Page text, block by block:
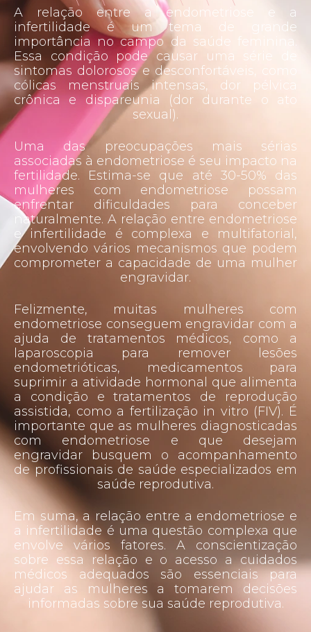
A relação entre a endometriose e a
infertilidade é um tema de grande
importância no campo da saúde feminina.
Essa condição pode causar uma série de
sintomas dolorosos e desconfortáveis, como
cólicas menstruais intensas, dor pélvica
crônica e dispareunia (dor durante o ato
sexual).
Uma das preocupações mais sérias
associadas à endometriose é seu impacto na
fertilidade. Estima-se que até 30-50% das
mulheres com endometriose possam
enfrentar dificuldades para conceber
naturalmente. A relação entre endometriose
e infertilidade é complexa e multifatorial,
envolvendo vários mecanismos que podem
comprometer a capacidade de uma mulher
engravidar.
Felizmente, muitas mulheres com
endometriose conseguem engravidar com a
ajuda de tratamentos médicos, como a
laparoscopia para remover lesões
endometrióticas, medicamentos para
suprimir a atividade hormonal que alimenta
a condição e tratamentos de reprodução
assistida, como a fertilização in vitro (FIV). É
importante que as mulheres diagnosticadas
com endometriose e que desejam
engravidar busquem o acompanhamento
de profissionais de saúde especializados em
saúde reprodutiva.
Em suma, a relação entre a endometriose e
a infertilidade é uma questão complexa que
envolve vários fatores. A conscientização
sobre essa relação e o acesso a cuidados
médicos adequados são essenciais para
ajudar as mulheres a tomarem decisões
informadas sobre sua saúde reprodutiva.